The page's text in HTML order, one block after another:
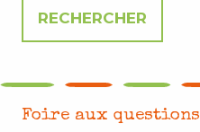
Foire aux questions